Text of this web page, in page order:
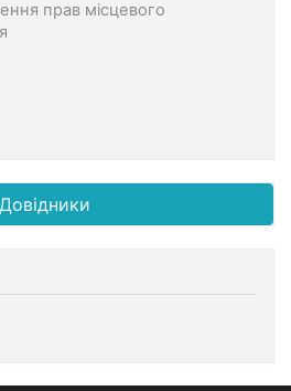
прав місцевого
Довідники